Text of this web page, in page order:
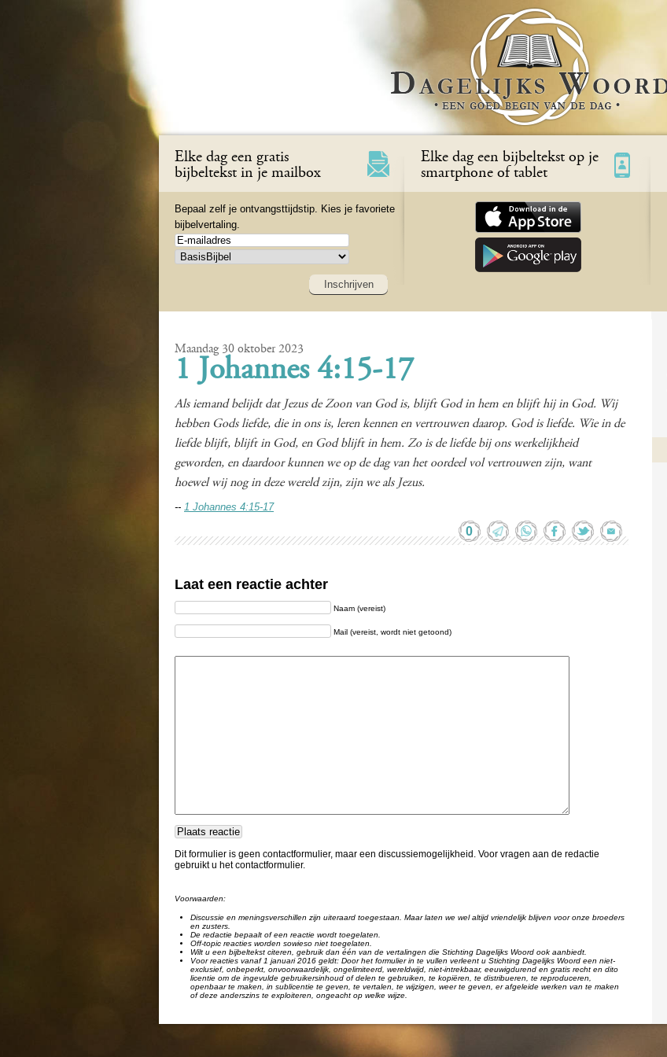
Elke dag een gratis
bijbeltekst in je mailbox
Bepaal zelf je ontvangsttijdstip. Kies je favoriete
bijbelvertaling.
Inschrijven
Elke dag een bijbeltekst op je
smartphone of tablet
Maandag 30 oktober 2023
1 Johannes 4:15-17
Als iemand belijdt dat Jezus de Zoon van God is, blijft God in hem en blijft hij in God. Wij
hebben Gods liefde, die in ons is, leren kennen en vertrouwen daarop. God is liefde. Wie in de
liefde blijft, blijft in God, en God blijft in hem. Zo is de liefde bij ons werkelijkheid
geworden, en daardoor kunnen we op de dag van het oordeel vol vertrouwen zijn, want
hoewel wij nog in deze wereld zijn, zijn we als Jezus.
-- 1 Johannes 4:15-17
0
Laat een reactie achter
Naam (vereist)
Mail (vereist, wordt niet getoond)
Dit formulier is geen contactformulier, maar een discussiemogelijkheid. Voor vragen aan de redactie
gebruikt u het contactformulier.
Voorwaarden:
Discussie en meningsverschillen zijn uiteraard toegestaan. Maar laten we wel altijd vriendelijk blijven voor onze broeders
en zusters.
De redactie bepaalt of een reactie wordt toegelaten.
Off-topic reacties worden sowieso niet toegelaten.
Wilt u een bijbeltekst citeren, gebruik dan één van de vertalingen die Stichting Dagelijks Woord ook aanbiedt.
Voor reacties vanaf 1 januari 2016 geldt: Door het formulier in te vullen verleent u Stichting Dagelijks Woord een niet-
exclusief, onbeperkt, onvoorwaardelijk, ongelimiteerd, wereldwijd, niet-intrekbaar, eeuwigdurend en gratis recht en dito
licentie om de ingevulde gebruikersinhoud of delen te gebruiken, te kopiëren, te distribueren, te reproduceren,
openbaar te maken, in sublicentie te geven, te vertalen, te wijzigen, weer te geven, er afgeleide werken van te maken
of deze anderszins te exploiteren, ongeacht op welke wijze.